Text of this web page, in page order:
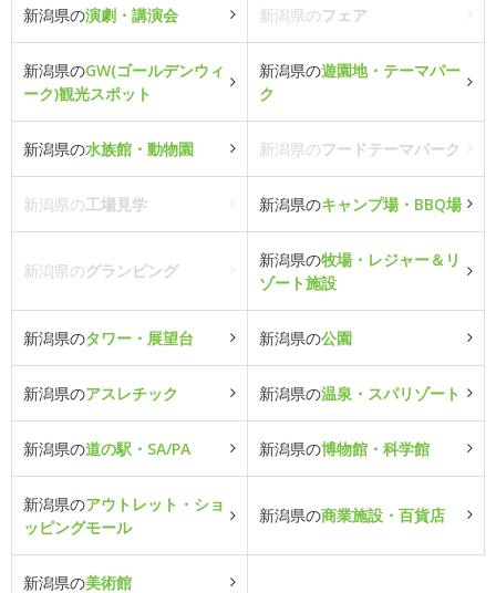
新潟県の演劇・講演会 新潟県のフェア
新潟県のGW(ゴールデンウィ
ーク)観光スポット
新潟県の遊園地・テーマパー
ク
新潟県の水族館・動物園 新潟県のフードテーマパーク
新潟県の工場見学 新潟県のキャンプ場・BBQ場
新潟県のグランピング
新潟県の牧場・レジャー＆リ
ゾート施設
新潟県のタワー・展望台 新潟県の公園
新潟県のアスレチック 新潟県の温泉・スパリゾート
新潟県の道の駅・SA/PA 新潟県の博物館・科学館
新潟県のアウトレット・ショ
ッピングモール
新潟県の商業施設・百貨店
新潟県の美術館